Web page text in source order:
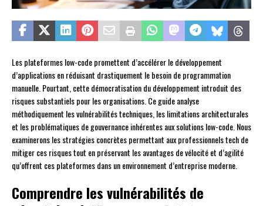
Les plateformes low-code promettent d’accélérer le développement
d’applications en réduisant drastiquement le besoin de programmation
manuelle. Pourtant, cette démocratisation du développement introduit des
risques substantiels pour les organisations. Ce guide analyse
méthodiquement les vulnérabilités techniques, les limitations architecturales
et les problématiques de gouvernance inhérentes aux solutions low-code. Nous
examinerons les stratégies concrètes permettant aux professionnels tech de
mitiger ces risques tout en préservant les avantages de vélocité et d’agilité
qu’offrent ces plateformes dans un environnement d’entreprise moderne.
Comprendre les vulnérabilités de